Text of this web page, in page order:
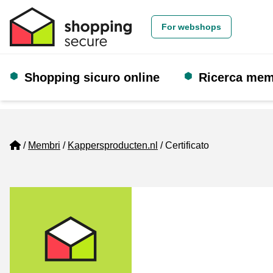
For webshops
Shopping sicuro online Ricerca
Home
Membri Kappersproducten.nl Certificato